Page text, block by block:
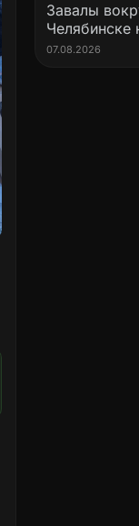
Завалы
07.08.2026